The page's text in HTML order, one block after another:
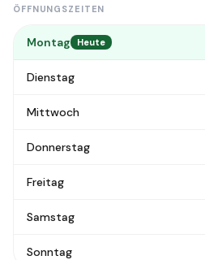
ÖFFNUNGSZEITEN
Montag Heute
Dienstag
Mittwoch
Donnerstag
Freitag
Samstag
Sonntag